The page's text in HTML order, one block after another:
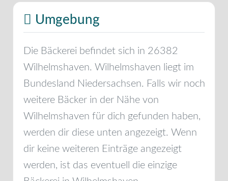
Umgebung
Die Bäckerei befindet sich in 26382
Wilhelmshaven. Wilhelmshaven liegt im
Bundesland Niedersachsen. Falls wir noch
weitere Bäcker in der Nähe von
Wilhelmshaven für dich gefunden haben,
werden dir diese unten angezeigt. Wenn
dir keine weiteren Einträge angezeigt
werden, ist das eventuell die einzige